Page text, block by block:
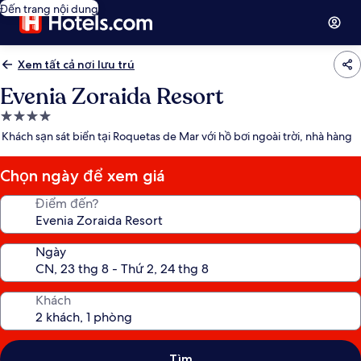
Đến trang nội dung
Xem tất cả nơi lưu trú
Evenia Zoraida Resort
Nơi
lưu
4.0
sao
Khách sạn sát biển tại Roquetas de Mar với hồ bơi ngoài trời, nhà hàng
Chọn ngày để xem giá
Điểm đến?
Ngày
Khách